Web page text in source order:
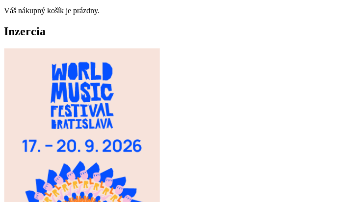
Váš nákupný košík je prázdny.
Inzercia